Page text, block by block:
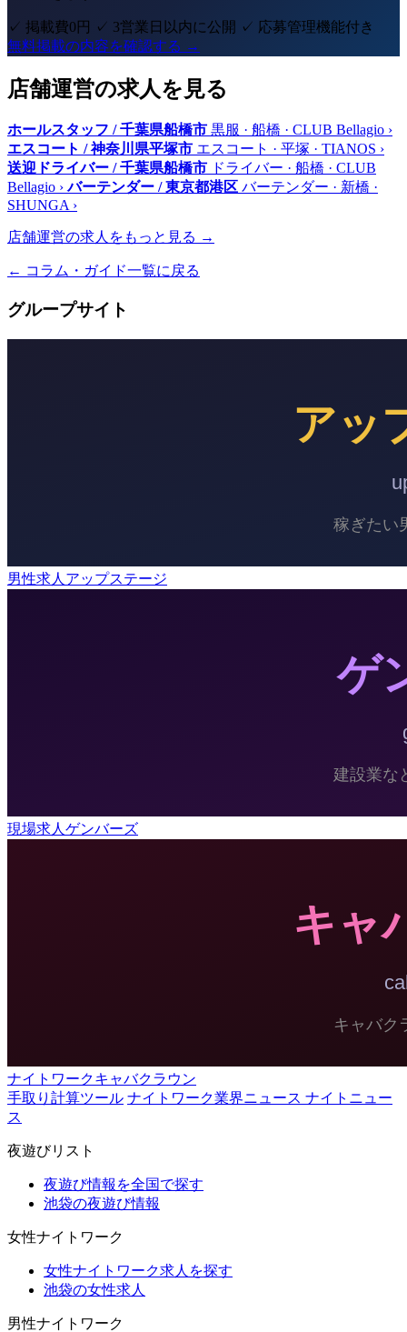
✓ 掲載費0円 ✓ 3営業日以内に公開 ✓ 応募管理機能付き
無料掲載の内容を確認する →
店舗運営の求人を見る
ホールスタッフ / 千葉県船橋市 黒服 · 船橋 · CLUB Bellagio ›
エスコート / 神奈川県平塚市 エスコート · 平塚 · TIANOS ›
送迎ドライバー / 千葉県船橋市
ドライバー · 船橋 · CLUB
Bellagio › バーテンダー / 東京都港区 バーテンダー · 新橋 ·
SHUNGA ›
店舗運営の求人をもっと見る →
← コラム・ガイド一覧に戻る
グループサイト
男性求人アップステージ
現場求人ゲンバーズ
ナイトワークキャバクラウン
手取り計算ツール ナイトワーク業界ニュース ナイトニュー
ス
夜遊びリスト
夜遊び情報を全国で探す
池袋の夜遊び情報
女性ナイトワーク
女性ナイトワーク求人を探す
池袋の女性求人
男性ナイトワーク